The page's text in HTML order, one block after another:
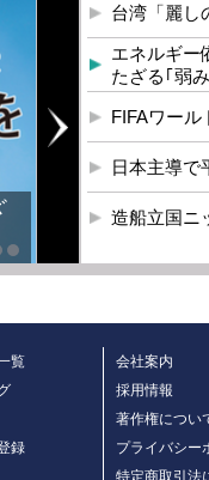
台湾「麗し
エネルギ
たざる｢弱
FIFAワール
日本主導で
造船立国ニ
覧
録
会社案内
採用情報
著作権につい
プライバシー
特定商取引法